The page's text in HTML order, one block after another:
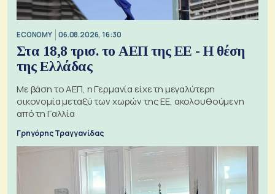
ECONOMY 06.08.2026, 16:30
Στα 18,8 τρισ. το ΑΕΠ της ΕΕ - Η θέση
της Ελλάδας
Με βάση το ΑΕΠ, η Γερμανία είχε τη μεγαλύτερη
οικονομία μεταξύ των χωρών της ΕΕ, ακολουθούμενη
από τη Γαλλία
Γρηγόρης Τραγγανίδας